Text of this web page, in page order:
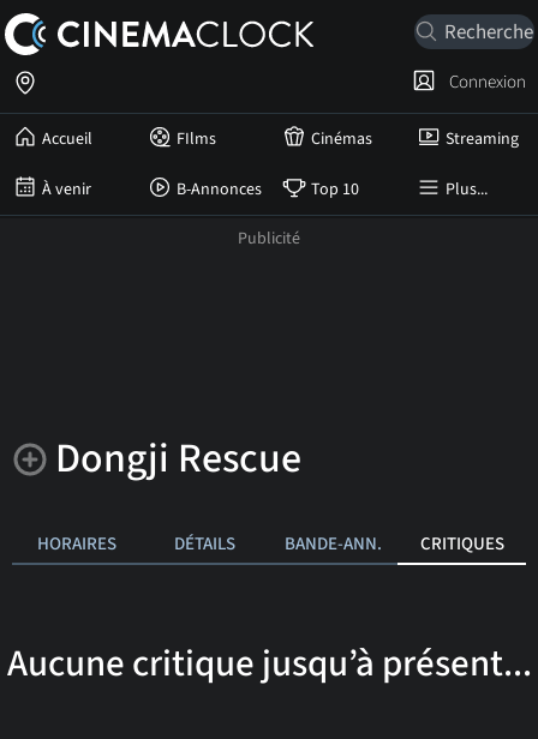
Accueil FIlms Cinémas Streaming
À venir B-Annonces Top 10 Plus...
Connexion
Dongji Rescue
HORAIRES DÉTAILS BANDE-ANN. CRITIQUES
Aucune critique jusqu’à présent...